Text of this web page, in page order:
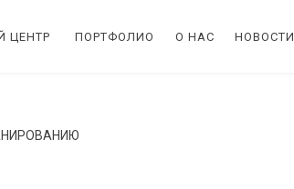
ЦЕНТР ПОРТФОЛИО О НАС НОВОСТИ